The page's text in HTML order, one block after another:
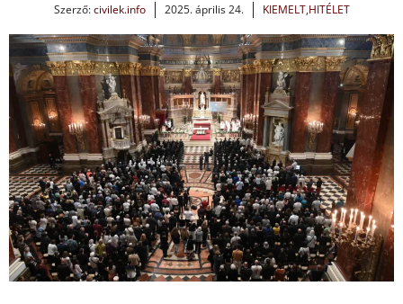
Szerző:civilek.info 2025. április 24. KIEMELT,HITÉLET